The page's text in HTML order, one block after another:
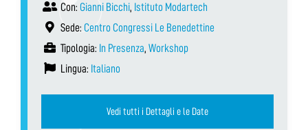
Con: Gianni Bicchi, Istituto Modartech
Sede: Centro Congressi Le Benedettine
Tipologia: In Presenza, Workshop
Lingua: Italiano
Vedi tutti i Dettagli e le Date